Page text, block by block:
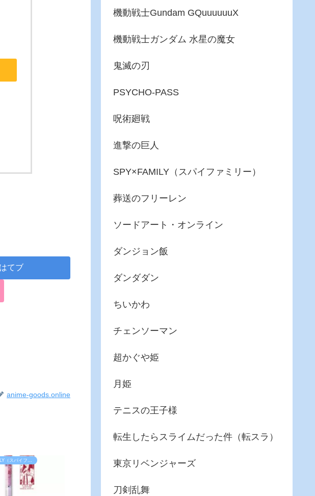
はてブ
anime-goods.online
機動戦士Gundam GQuuuuuuX
機動戦士ガンダム 水星の魔女
鬼滅の刃
PSYCHO-PASS
呪術廻戦
進撃の巨人
SPY×FAMILY（スパイファミリー）
葬送のフリーレン
ソードアート・オンライン
ダンジョン飯
ダンダダン
ちいかわ
チェンソーマン
超かぐや姫
月姫
テニスの王子様
転生したらスライムだった件（転スラ）
東京リベンジャーズ
刀剣乱舞